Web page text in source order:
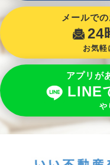
メールで
24
お気軽
アプリが
LINE
や